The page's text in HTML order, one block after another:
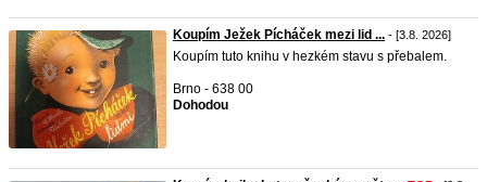
Koupím Ježek Pícháček mezi lid ... - [3.8. 2026]
Koupím tuto knihu v hezkém stavu s přebalem.
Brno - 638 00
Dohodou